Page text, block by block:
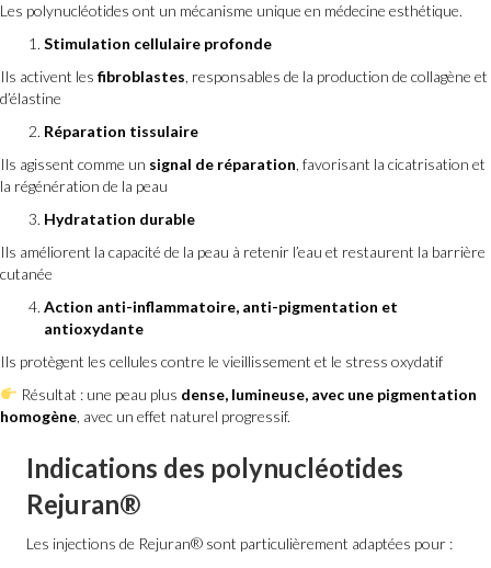
Les polynucléotides ont un mécanisme unique en médecine esthétique.
Stimulation cellulaire profonde
Ils activent les fibroblastes, responsables de la production de collagène et
d’élastine
Réparation tissulaire
Ils agissent comme un signal de réparation, favorisant la cicatrisation et
la régénération de la peau
Hydratation durable
Ils améliorent la capacité de la peau à retenir l’eau et restaurent la barrière
cutanée
Action anti-inflammatoire, anti-pigmentation et
antioxydante
Ils protègent les cellules contre le vieillissement et le stress oxydatif
Résultat : une peau plus dense, lumineuse, avec une pigmentation
homogène, avec un effet naturel progressif.
Indications des polynucléotides
Rejuran®
Les injections de Rejuran® sont particulièrement adaptées pour :